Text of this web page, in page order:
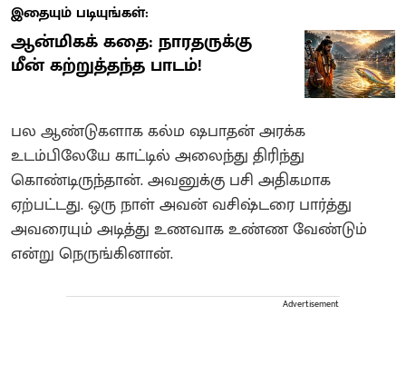
இதையும் படியுங்கள்:
ஆன்மிகக் கதை: நாரதருக்கு
மீன் கற்றுத்தந்த பாடம்!
பல ஆண்டுகளாக கல்ம ஷபாதன் அரக்க
உடம்பிலேயே காட்டில் அலைந்து திரிந்து
கொண்டிருந்தான். அவனுக்கு பசி அதிகமாக
ஏற்பட்டது. ஒரு நாள் அவன் வசிஷ்டரை பார்த்து
அவரையும் அடித்து உணவாக உண்ண வேண்டும்
என்று நெருங்கினான்.
Advertisement